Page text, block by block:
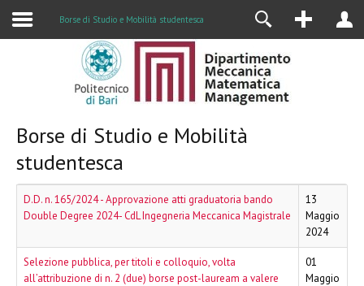
Borse di Studio e Mobilità studentesca
Borse di Studio e Mobilità
studentesca
D.D. n. 165/2024 - Approvazione atti graduatoria bando
Double Degree 2024- CdL Ingegneria Meccanica Magistrale
13
Maggio
2024
Selezione pubblica, per titoli e colloquio, volta
all’attribuzione di n. 2 (due) borse post-lauream a valere
01
Maggio